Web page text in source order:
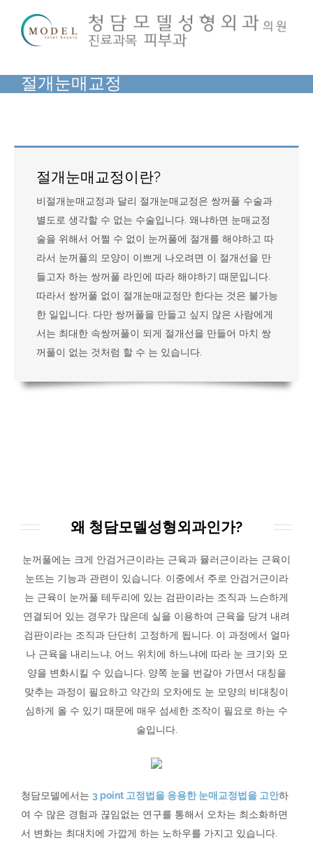
content
절개눈매교정
절개눈매교정이란?
비절개눈매교정과 달리 절개눈매교정은 쌍꺼풀 수술과
별도로 생각할 수 없는 수술입니다. 왜냐하면 눈매교정
술을 위해서 어쩔 수 없이 눈꺼풀에 절개를 해야하고 따
라서 눈꺼풀의 모양이 이쁘게 나오려면 이 절개선을 만
들고자 하는 쌍꺼풀 라인에 따라 해야하기 때문입니다.
따라서 쌍꺼풀 없이 절개눈매교정만 한다는 것은 불가능
한 일입니다. 다만 쌍꺼풀을 만들고 싶지 않은 사람에게
서는 최대한 속쌍꺼풀이 되게 절개선을 만들어 마치 쌍
꺼풀이 없는 것처럼 할 수 는 있습니다.
왜 청담모델성형외과인가?
눈꺼풀에는 크게 안검거근이라는 근육과 뮬러근이라는 근육이
눈뜨는 기능과 관련이 있습니다. 이중에서 주로 안검거근이라
는 근육이 눈꺼풀 테두리에 있는 검판이라는 조직과 느슨하게
연결되어 있는 경우가 많은데 실을 이용하여 근육을 당겨 내려
검판이라는 조직과 단단히 고정하게 됩니다. 이 과정에서 얼마
나 근육을 내리느냐, 어느 위치에 하느냐에 따라 눈 크기와 모
양을 변화시킬 수 있습니다. 양쪽 눈을 번갈아 가면서 대칭을
맞추는 과정이 필요하고 약간의 오차에도 눈 모양의 비대칭이
심하게 올 수 있기 때문에 매우 섬세한 조작이 필요로 하는 수
술입니다.
청담모델에서는 3 point 고정법을 응용한 눈매교정법을 고안하
여 수 많은 경험과 끊임없는 연구를 통해서 오차는 최소화하면
서 변화는 최대치에 가깝게 하는 노하우를 가지고 있습니다.